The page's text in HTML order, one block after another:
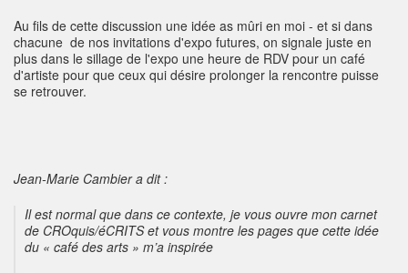
Au fils de cette discussion une idée as mûri en moi - et si dans
chacune de nos invitations d'expo futures, on signale juste en
plus dans le sillage de l'expo une heure de RDV pour un café
d'artiste pour que ceux qui désire prolonger la rencontre puisse
se retrouver.
Jean-Marie Cambier a dit :
Il est normal que dans ce contexte, je vous ouvre mon carnet
de CROquis/éCRITS et vous montre les pages que cette idée
du « café des arts » m’a inspirée